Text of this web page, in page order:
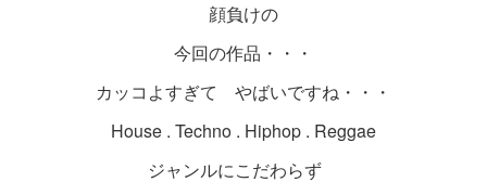
顔負けの
今回の作品・・・
カッコよすぎて やばいですね・・・
House . Techno . Hiphop . Reggae
ジャンルにこだわらず